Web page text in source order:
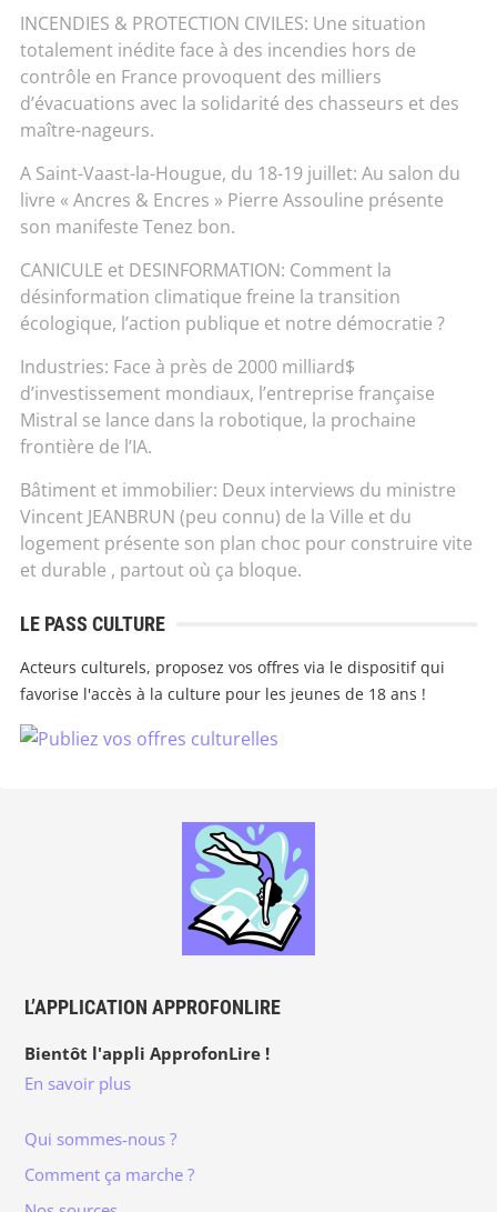
INCENDIES & PROTECTION CIVILES: Une situation
totalement inédite face à des incendies hors de
contrôle en France provoquent des milliers
d’évacuations avec la solidarité des chasseurs et des
maître-nageurs.
A Saint-Vaast-la-Hougue, du 18-19 juillet: Au salon du
livre « Ancres & Encres » Pierre Assouline présente
son manifeste Tenez bon.
CANICULE et DESINFORMATION: Comment la
désinformation climatique freine la transition
écologique, l’action publique et notre démocratie ?
Industries: Face à près de 2000 milliard$
d’investissement mondiaux, l’entreprise française
Mistral se lance dans la robotique, la prochaine
frontière de l’IA.
Bâtiment et immobilier: Deux interviews du ministre
Vincent JEANBRUN (peu connu) de la Ville et du
logement présente son plan choc pour construire vite
et durable , partout où ça bloque.
LE PASS CULTURE
Acteurs culturels, proposez vos offres via le dispositif qui
favorise l'accès à la culture pour les jeunes de 18 ans !
L’APPLICATION APPROFONLIRE
Bientôt l'appli ApprofonLire !
En savoir plus
Qui sommes-nous ?
Comment ça marche ?